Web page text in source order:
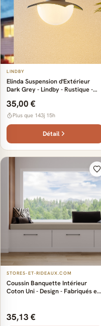
LINDBY
Elinda Suspension d'Extérieur
Dark Grey - Lindby - Rustique -
35,00 €
Plus que 143j 15h
Détail
STORES-ET-RIDEAUX.COM
Coussin Banquette Intérieur
Coton Uni - Design - Fabriqués en
faciles à entretenir
35,13 €